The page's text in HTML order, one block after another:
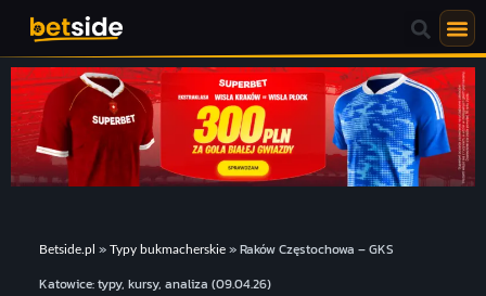
Betside.pl » Typy bukmacherskie»Raków Częstochowa – GKS
Katowice: typy, kursy, analiza (09.04.26)